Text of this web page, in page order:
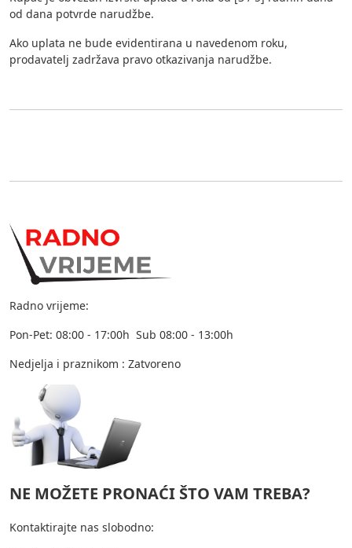
od dana potvrde narudžbe.
Ako uplata ne bude evidentirana u navedenom roku,
prodavatelj zadržava pravo otkazivanja narudžbe.
Radno vrijeme:
Pon-Pet: 08:00 - 17:00h Sub 08:00 - 13:00h
Nedjelja i praznikom : Zatvoreno
NE MOŽETE PRONAĆI ŠTO VAM TREBA?
Kontaktirajte nas slobodno: